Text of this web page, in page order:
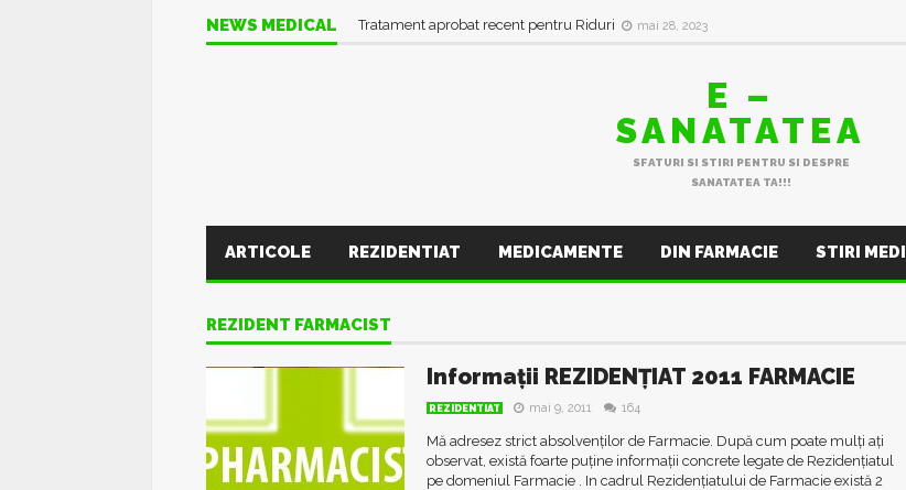
NEWS MEDICAL Tratament aprobat recent pentru Riduri mai 28, 2023
E –
SANATATEA
SFATURI SI STIRI PENTRU SI DESPRE
SANATATEA TA!!!
ARTICOLE REZIDENTIAT MEDICAMENTE DIN FARMACIE STIRI
REZIDENT FARMACIST
Informații REZIDENȚIAT 2011 FARMACIE
REZIDENTIAT mai 9, 2011 164
Mă adresez strict absolvenților de Farmacie. După cum poate mulți ați
observat, există foarte puține informații concrete legate de Rezidențiatul
pe domeniul Farmacie . In cadrul Rezidențiatului de Farmacie există 2